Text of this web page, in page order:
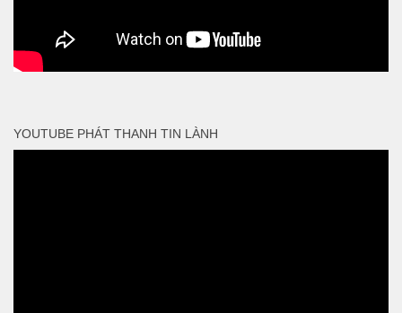
YOUTUBE PHÁT THANH TIN LÀNH